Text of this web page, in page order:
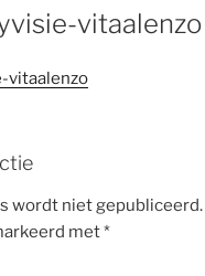
vitaalenzo
vitaalenzo
wordt niet gepubliceerd.
met*